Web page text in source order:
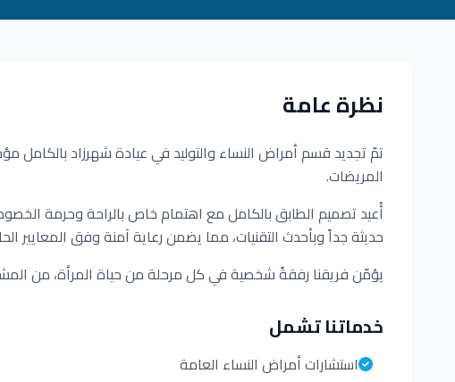
نظرة عامة
تمّ تجديد قسم أمراض النساء والتوليد في عيادة شهرزاد بالكامل
المريضات.
أُعيد تصميم الطابق بالكامل مع اهتمام خاص بالراحة وحرمة
حديثة جداً وبأحدث التقنيات، مما يضمن رعاية آمنة وفق المعايير
يؤمّن فريقنا رفقةً شخصية في كل مرحلة من حياة المرأة، من
خدماتنا تشمل
استشارات أمراض النساء العامة